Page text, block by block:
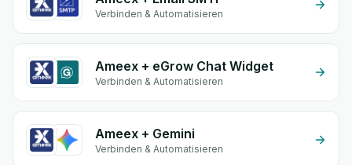
Verbinden & Automatisieren
Ameex + eGrow Chat Widget
Verbinden & Automatisieren
Ameex + Gemini
Verbinden & Automatisieren